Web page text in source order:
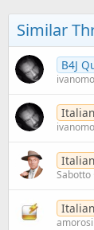
Similar
B4J
Italian
Italian
Sabotto
Italian